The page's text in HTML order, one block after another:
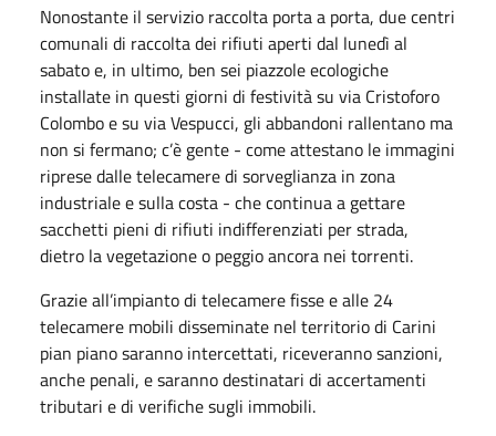
Nonostante il servizio raccolta porta a porta, due centri
comunali di raccolta dei rifiuti aperti dal lunedì al
sabato e, in ultimo, ben sei piazzole ecologiche
installate in questi giorni di festività su via Cristoforo
Colombo e su via Vespucci, gli abbandoni rallentano ma
non si fermano; c’è gente - come attestano le immagini
riprese dalle telecamere di sorveglianza in zona
industriale e sulla costa - che continua a gettare
sacchetti pieni di rifiuti indifferenziati per strada,
dietro la vegetazione o peggio ancora nei torrenti.
Grazie all’impianto di telecamere fisse e alle 24
telecamere mobili disseminate nel territorio di Carini
pian piano saranno intercettati, riceveranno sanzioni,
anche penali, e saranno destinatari di accertamenti
tributari e di verifiche sugli immobili.